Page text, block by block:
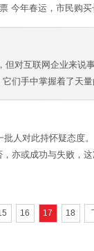
今年春运，市民购
对互联网企业来说
们手中掌握着了天
人对此持怀疑态度
亦或成功与失败，
16 17 18